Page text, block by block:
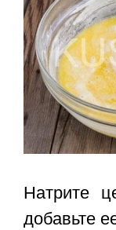
Натрите
добавьте